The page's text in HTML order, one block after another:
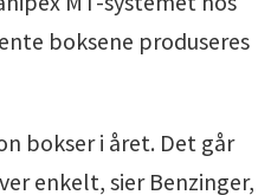
boksene produseres
bokser i året. Det går
enkelt, sier Benzinger,